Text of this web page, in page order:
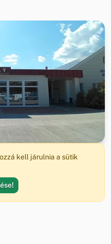
kell járulnia a sütik